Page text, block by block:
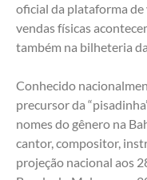
oficial da plataforma de
vendas físicas
também na bilheteria
Conhecido
precursor da
nomes do gênero na
cantor, compositor,
projeção nacional aos